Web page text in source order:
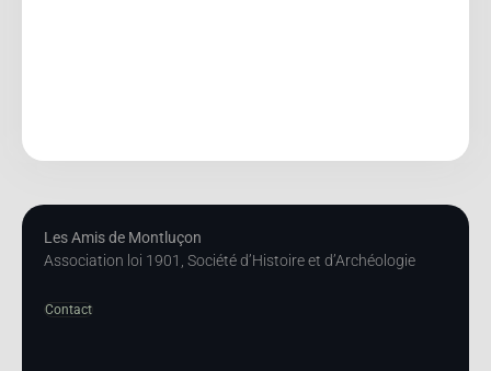
Les Amis de Montluçon
Association loi 1901, Société d’Histoire et d’Archéologie
Contact